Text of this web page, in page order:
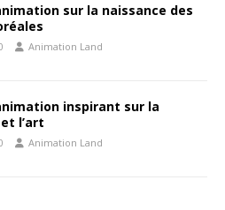
sur la naissance des
Animation Land
inspirant sur la
l’art
Animation Land